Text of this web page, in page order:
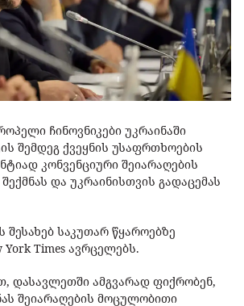
ჩინოვნიკები უკრაინაში
შემდეგ ქვეყნის უსაფრთხოების
კონვენციური შეიარაღების
და უკრაინისთვის გადაცემას
შესახებ საკუთარ წყაროებზე
Times ავრცელებს.
დასავლეთში ამგვარად ფიქრობენ,
შეიარაღების მოცულობითი